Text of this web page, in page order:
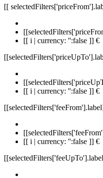
[[
[[ i | currency: '':false ]] €
[[ i | currency: '':false ]] €
[[ i | currency: '':false ]] €